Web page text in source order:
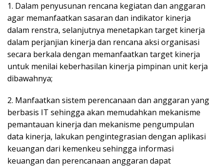
1. Dalam penyusunan rencana kegiatan dan anggaran
agar memanfaatkan sasaran dan indikator kinerja
dalam renstra, selanjutnya menetapkan target kinerja
dalam perjanjian kinerja dan rencana aksi organisasi
secara berkala dengan memanfaatkan target kinerja
untuk menilai keberhasilan kinerja pimpinan unit kerja
dibawahnya;
2. Manfaatkan sistem perencanaan dan anggaran yang
berbasis IT sehingga akan memudahkan mekanisme
pemantauan kinerja dan mekanisme pengumpulan
data kinerja, lakukan pengintegrasian dengan aplikasi
keuangan dari kemenkeu sehingga informasi
keuangan dan perencanaan anggaran dapat